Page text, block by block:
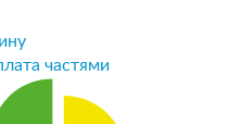
частями